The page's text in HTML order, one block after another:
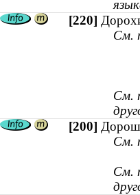
[220]
См.
См.
[200]
См.
См.